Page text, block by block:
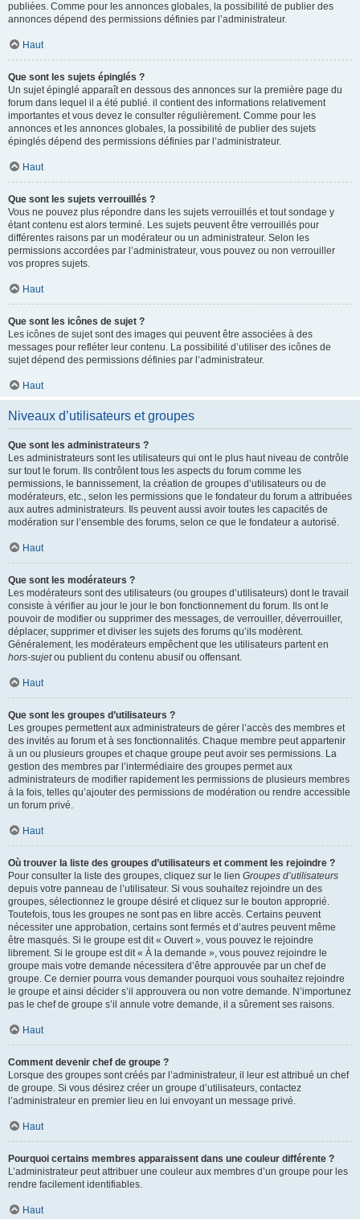
publiées. Comme pour les annonces globales, la possibilité de publier des
annonces dépend des permissions définies par l’administrateur.
Haut
Que sont les sujets épinglés ?
Un sujet épinglé apparaît en dessous des annonces sur la première page du
forum dans lequel il a été publié. il contient des informations relativement
importantes et vous devez le consulter régulièrement. Comme pour les
annonces et les annonces globales, la possibilité de publier des sujets
épinglés dépend des permissions définies par l’administrateur.
Haut
Que sont les sujets verrouillés ?
Vous ne pouvez plus répondre dans les sujets verrouillés et tout sondage y
étant contenu est alors terminé. Les sujets peuvent être verrouillés pour
différentes raisons par un modérateur ou un administrateur. Selon les
permissions accordées par l’administrateur, vous pouvez ou non verrouiller
vos propres sujets.
Haut
Que sont les icônes de sujet ?
Les icônes de sujet sont des images qui peuvent être associées à des
messages pour refléter leur contenu. La possibilité d’utiliser des icônes de
sujet dépend des permissions définies par l’administrateur.
Haut
Niveaux d’utilisateurs et groupes
Que sont les administrateurs ?
Les administrateurs sont les utilisateurs qui ont le plus haut niveau de contrôle
sur tout le forum. Ils contrôlent tous les aspects du forum comme les
permissions, le bannissement, la création de groupes d’utilisateurs ou de
modérateurs, etc., selon les permissions que le fondateur du forum a attribuées
aux autres administrateurs. Ils peuvent aussi avoir toutes les capacités de
modération sur l’ensemble des forums, selon ce que le fondateur a autorisé.
Haut
Que sont les modérateurs ?
Les modérateurs sont des utilisateurs (ou groupes d’utilisateurs) dont le travail
consiste à vérifier au jour le jour le bon fonctionnement du forum. Ils ont le
pouvoir de modifier ou supprimer des messages, de verrouiller, déverrouiller,
déplacer, supprimer et diviser les sujets des forums qu’ils modèrent.
Généralement, les modérateurs empêchent que les utilisateurs partent en
hors-sujetou publient du contenu abusif ou offensant.
Haut
Que sont les groupes d’utilisateurs ?
Les groupes permettent aux administrateurs de gérer l’accès des membres et
des invités au forum et à ses fonctionnalités. Chaque membre peut appartenir
à un ou plusieurs groupes et chaque groupe peut avoir ses permissions. La
gestion des membres par l’intermédiaire des groupes permet aux
administrateurs de modifier rapidement les permissions de plusieurs membres
à la fois, telles qu’ajouter des permissions de modération ou rendre accessible
un forum privé.
Haut
Où trouver la liste des groupes d’utilisateurs et comment les rejoindre ?
Pour consulter la liste des groupes, cliquez sur le lien Groupes d’utilisateurs
depuis votre panneau de l’utilisateur. Si vous souhaitez rejoindre un des
groupes, sélectionnez le groupe désiré et cliquez sur le bouton approprié.
Toutefois, tous les groupes ne sont pas en libre accès. Certains peuvent
nécessiter une approbation, certains sont fermés et d’autres peuvent même
être masqués. Si le groupe est dit « Ouvert », vous pouvez le rejoindre
librement. Si le groupe est dit « À la demande », vous pouvez rejoindre le
groupe mais votre demande nécessitera d’être approuvée par un chef de
groupe. Ce dernier pourra vous demander pourquoi vous souhaitez rejoindre
le groupe et ainsi décider s’il approuvera ou non votre demande. N’importunez
pas le chef de groupe s’il annule votre demande, il a sûrement ses raisons.
Haut
Comment devenir chef de groupe ?
Lorsque des groupes sont créés par l’administrateur, il leur est attribué un chef
de groupe. Si vous désirez créer un groupe d’utilisateurs, contactez
l’administrateur en premier lieu en lui envoyant un message privé.
Haut
Pourquoi certains membres apparaissent dans une couleur différente ?
L’administrateur peut attribuer une couleur aux membres d’un groupe pour les
rendre facilement identifiables.
Haut